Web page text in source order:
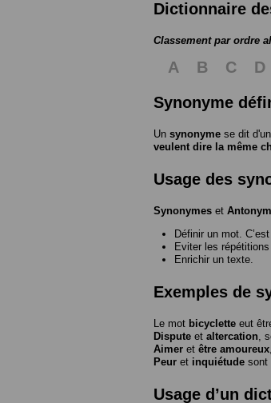
Dictionnaire
Classement par ordre
A B C D
Synonyme
Un synonyme se dit
veulent dire la même
Usage des
Synonymes et
Définir un mot.
Eviter les
Enrichir un texte.
Exemples de
Le mot bicyclette eut
Dispute et altercation ,
Aimer et être amoureux
Peur et inquiétude sont
Usage d’un